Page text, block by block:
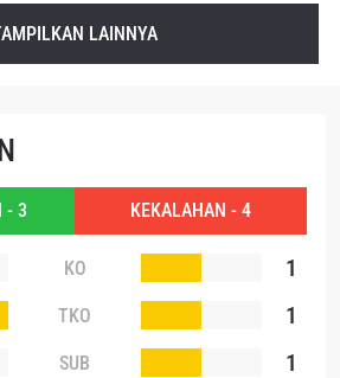
LAINNYA
- 3 KEKALAHAN - 4
KO
1
TKO
1
SUB
1
formulir ini, anda menyetujui
dan pembukaan informasi